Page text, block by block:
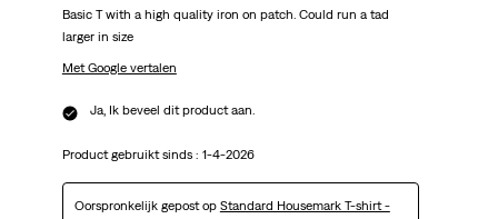
Basic T with a high quality iron on patch. Could run a tad
larger in size
Met Google vertalen
Ja, Ik beveel dit product aan.
Product gebruikt sinds : 1-4-2026
Oorspronkelijk gepost op Standard Housemark T-shirt -